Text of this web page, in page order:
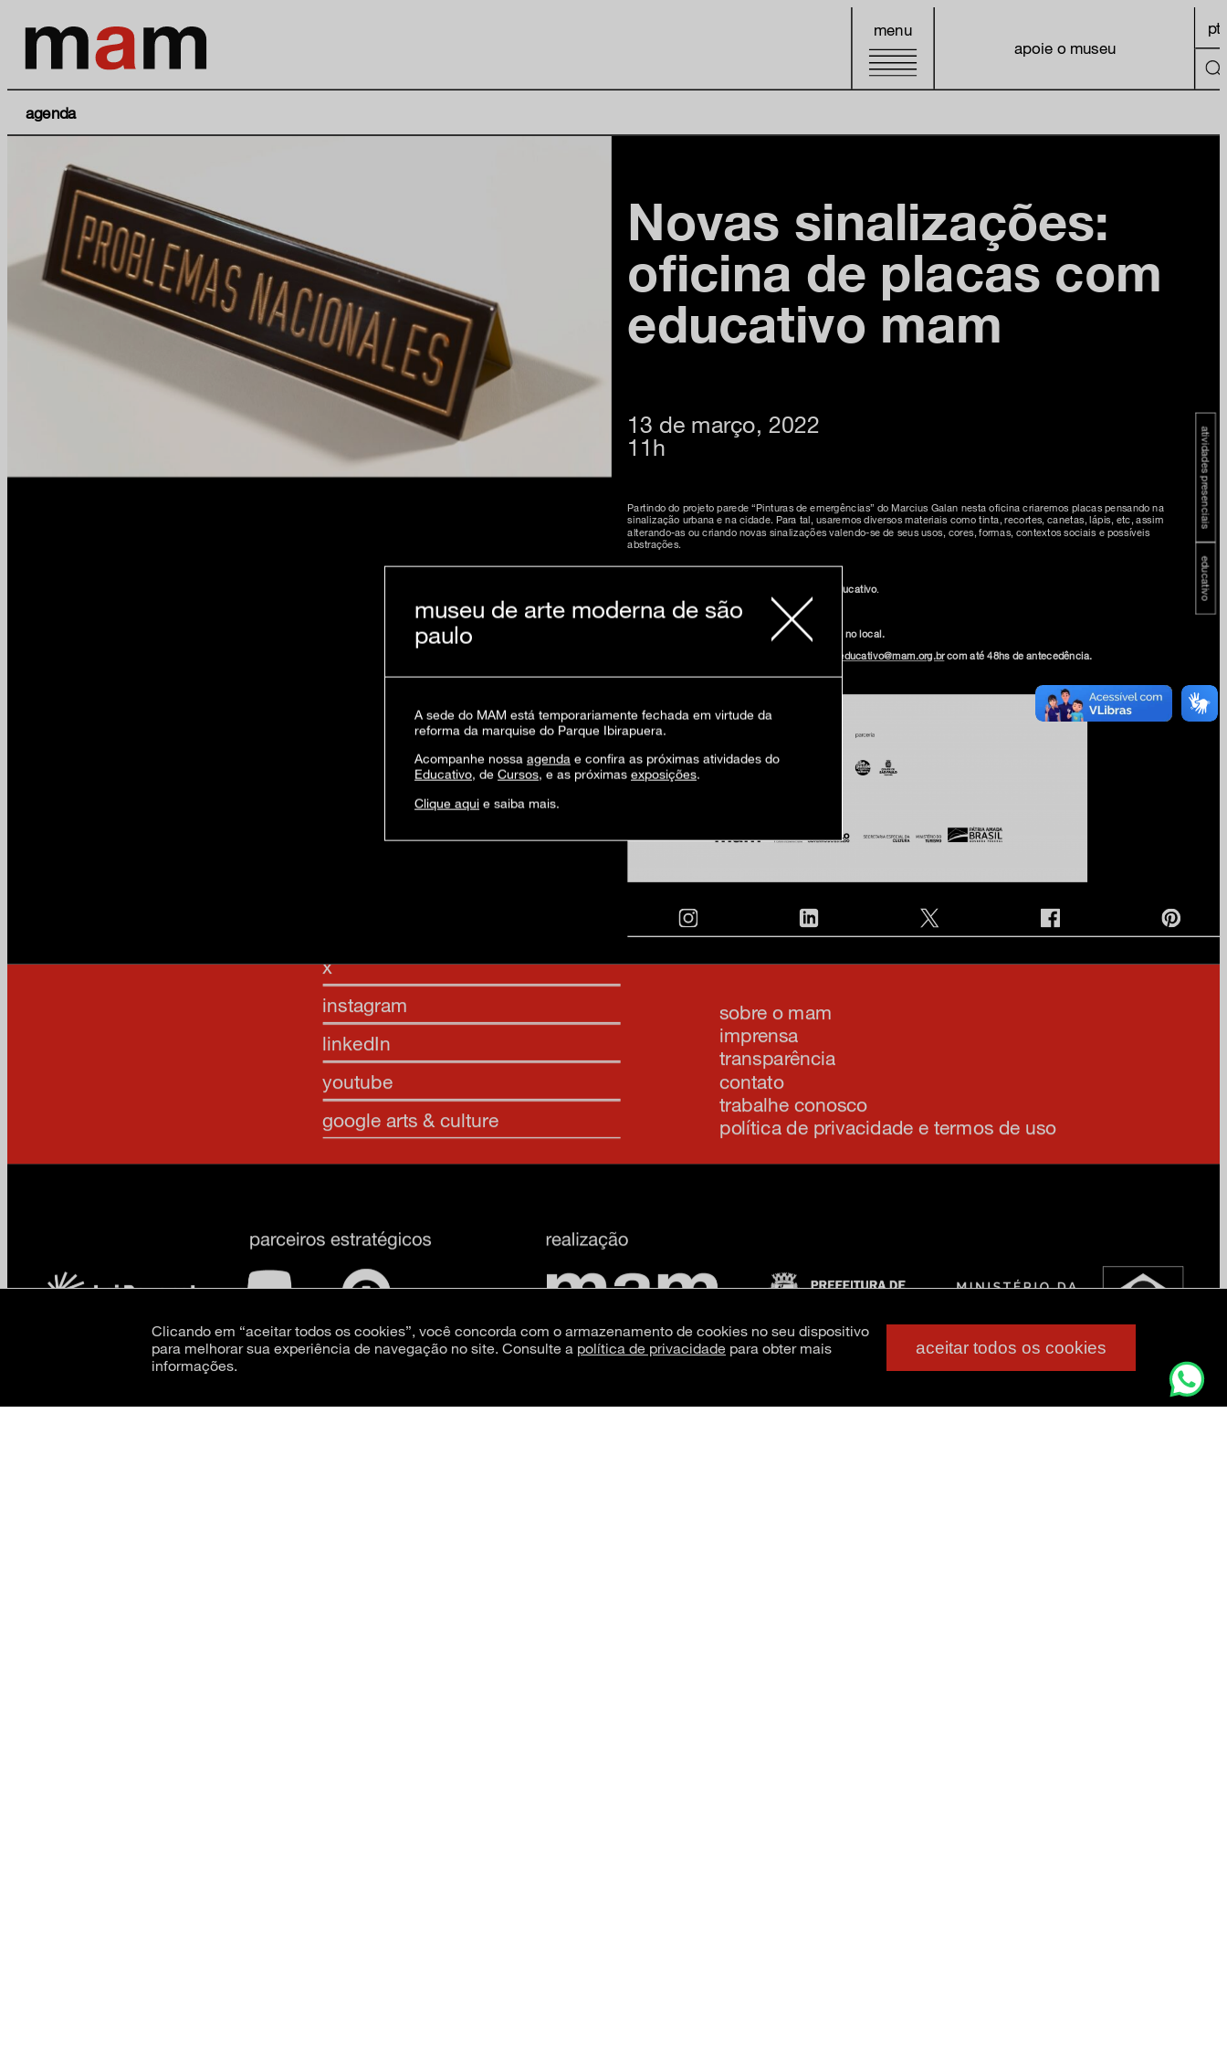
menu
apoie o museu
pt
agenda
Novas sinalizações:
oficina de placas com
educativo mam
13 de março, 2022
11h
Partindo do projeto parede “Pinturas de emergências” do Marcius Galan nesta oficina criaremos placas pensando na
sinalização urbana e na cidade. Para tal, usaremos diversos materiais como tinta, recortes, canetas, lápis, etc, assim
alterando-as ou criando novas sinalizações valendo-se de seus usos, cores, formas, contextos sociais e possíveis
abstrações.
mam educativo.
Atividade presencial, livre. Inscrições na hora e no local.
educativo@mam.org.brcom até 48hs de antecedência.
atividades presenciais
educativo
x
instagram
linkedIn
youtube
google arts & culture
inscreva-se na nossa newsletter
sobre o mam
imprensa
transparência
contato
trabalhe conosco
política de privacidade e termos de uso
CNPJ: 62.520.218/0001-24Razão social: Museu de Arte Moderna de São Paulo
museu de arte moderna de são
paulo
A sede do MAM está temporariamente fechada em virtude da
reforma da marquise do Parque Ibirapuera.
Acompanhe nossa agenda e confira as próximas atividades do
Educativo, de Cursos, e as próximas exposições.
Clique aqui e saiba mais.
Clicando em “aceitar todos os cookies”, você concorda com o armazenamento de cookies no seu dispositivo
para melhorar sua experiência de navegação no site. Consulte a política de privacidade para obter mais
informações.
aceitar todos os cookies